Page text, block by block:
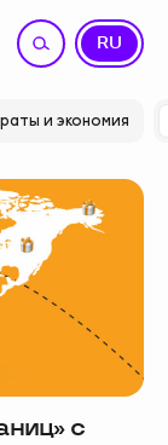
и экономия
RU
UZ
с